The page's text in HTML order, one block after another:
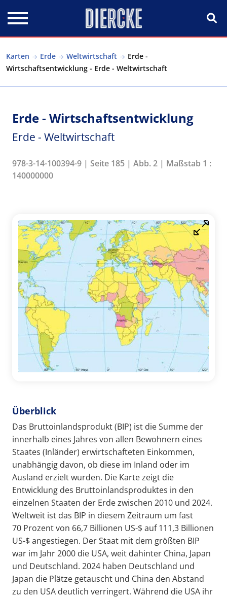
Karten Erde Weltwirtschaft
Erde -
Wirtschaftsentwicklung - Erde - Weltwirtschaft
Erde - Wirtschaftsentwicklung
Erde - Weltwirtschaft
978-3-14-100394-9 | Seite 185 | Abb. 2 | Maßstab 1 :
140000000
Überblick
Das Bruttoinlandsprodukt (BIP) ist die Summe der
innerhalb eines Jahres von allen Bewohnern eines
Staates (Inländer) erwirtschafteten Einkommen,
unabhängig davon, ob diese im Inland oder im
Ausland erzielt wurden. Die Karte zeigt die
Entwicklung des Bruttoinlandsproduktes in den
einzelnen Staaten der Erde zwischen 2010 und 2024.
Weltweit ist das BIP in diesem Zeitraum um fast
70 Prozent von 66,7 Billionen US-$ auf 111,3 Billionen
US-$ angestiegen. Der Staat mit dem größten BIP
war im Jahr 2000 die USA, weit dahinter China, Japan
und Deutschland. 2024 haben Deutschland und
Japan die Plätze getauscht und China den Abstand
zu den USA deutlich verringert. Während die USA ihr